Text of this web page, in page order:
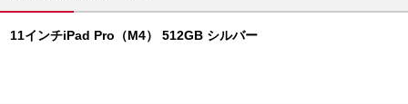
11インチiPad Pro（M4） 512GB シルバー